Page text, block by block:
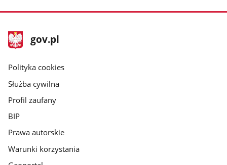
stopka
gov.pl
Strona
gov.pl
gov.pl
Polityka cookies
Służba cywilna
Profil zaufany
BIP
Prawa autorskie
Warunki korzystania